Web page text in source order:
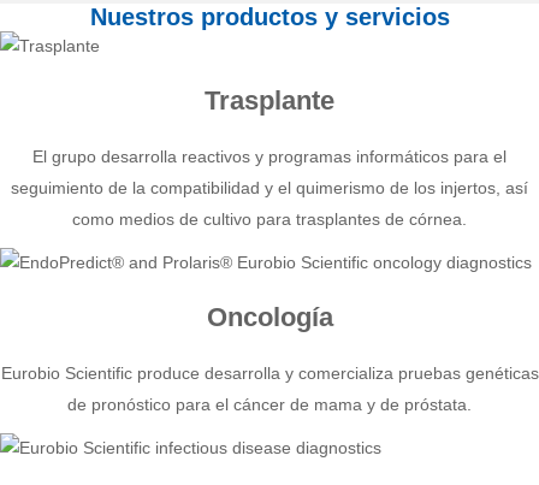
Nuestros productos y servicios
Trasplante
El grupo desarrolla reactivos y programas informáticos para el
seguimiento de la compatibilidad y el quimerismo de los injertos, así
como medios de cultivo para trasplantes de córnea.
Oncología
Eurobio Scientific produce desarrolla y comercializa pruebas genéticas
de pronóstico para el cáncer de mama y de próstata.